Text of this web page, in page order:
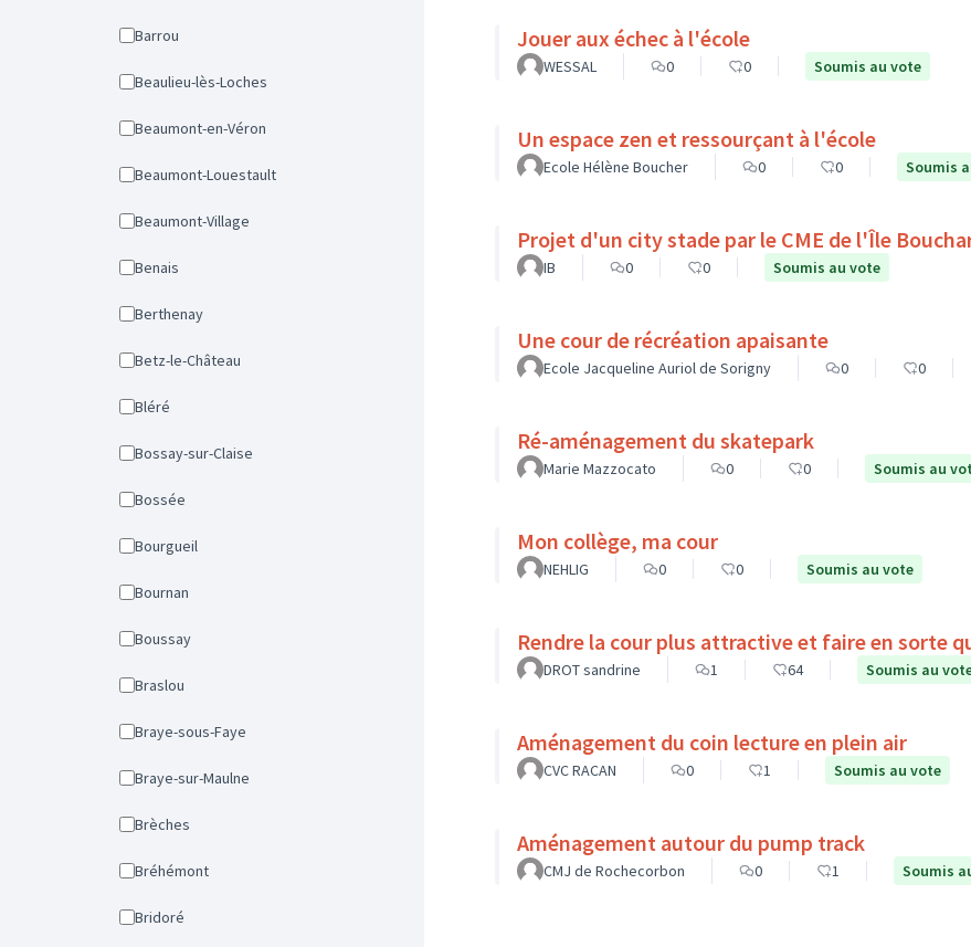
Barrou
Beaulieu-lès-Loches
Beaumont-en-Véron
Beaumont-Louestault
Beaumont-Village
Benais
Berthenay
Betz-le-Château
Bléré
Bossay-sur-Claise
Bossée
Bourgueil
Bournan
Boussay
Braslou
Braye-sous-Faye
Braye-sur-Maulne
Brèches
Bréhémont
Bridoré
Jouer aux échec à l'école
WESSAL 0 0 Soumis au vote
Un espace zen et ressourçant à l'école
Ecole Hélène Boucher 0 0 Soumis
Projet d'un city stade par le CME de l'Île
IB 0 0 Soumis au vote
Une cour de récréation apaisante
Ecole Jacqueline Auriol de Sorigny 0 0
Ré-aménagement du skatepark
Marie Mazzocato 0 0 Soumis au
Mon collège, ma cour
NEHLIG 0 0 Soumis au vote
Rendre la cour plus attractive et faire en sorte
DROT sandrine 1 64 Soumis au
Aménagement du coin lecture en plein air
CVC RACAN 0 1 Soumis au vote
Aménagement autour du pump track
CMJ de Rochecorbon 0 1 Soumis